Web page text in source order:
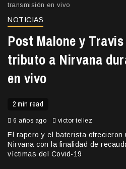
transmisión en vivo
NOTICIAS
Post Malone y
tributo a Nirvana
en vivo
2 min read
6 años ago victor tellez
El rapero y el baterista ofrecieron
Nirvana con la finalidad de
víctimas del Covid-19